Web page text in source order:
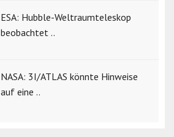
ESA: Hubble-Weltraumteleskop
beobachtet ..
NASA: 3I/ATLAS könnte Hinweise
auf eine ..